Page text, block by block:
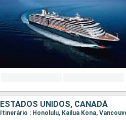
ESTADOS UNIDOS, CANADÁ
Itinerário : Honolulu, Kailua Kona,